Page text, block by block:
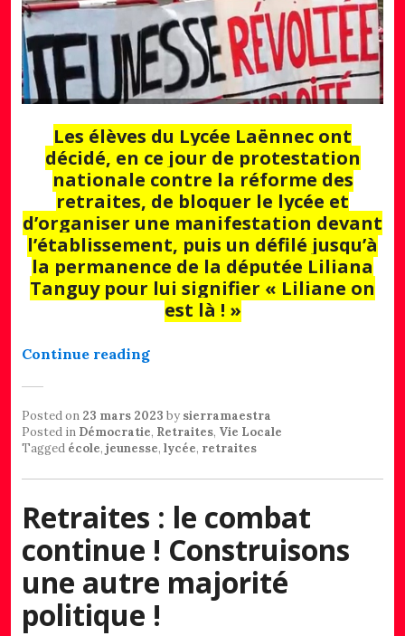
Les élèves du Lycée Laënnec ont
décidé, en ce jour de protestation
nationale contre la réforme des
retraites, de bloquer le lycée et
d’organiser une manifestation devant
l’établissement, puis un défilé jusqu’à
la permanence de la députée Liliana
Tanguy pour lui signifier « Liliane on
est là ! »
Continue reading« Pont L’Abbé : le lycée bloqué par
Posted on 23 mars 2023 by sierramaestra
Posted in Démocratie, Retraites, Vie Locale
Tagged école, jeunesse, lycée, retraites
Retraites : le combat
continue ! Construisons
une autre majorité
politique !